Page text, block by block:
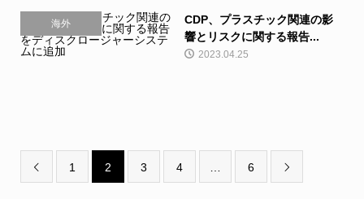
海外
CDP、プラスチック関連の影
響とリスクに関する報告...
2023.04.25
 1 2 3 4 6 